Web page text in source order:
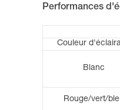
Performances
Couleur
Blanc
Rouge/vert/